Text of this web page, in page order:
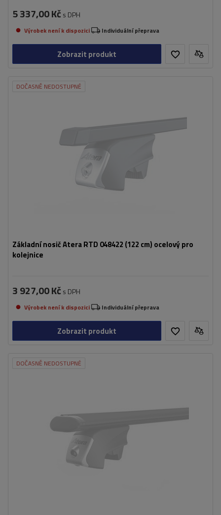
5 337,00 Kč s DPH
Výrobek není k dispozici Individuální přeprava
Zobrazit produkt
DOČASNĚ NEDOSTUPNÉ
Základní nosič Atera RTD 048422 (122 cm) ocelový pro
kolejnice
3 927,00 Kč s DPH
Výrobek není k dispozici Individuální přeprava
Zobrazit produkt
DOČASNĚ NEDOSTUPNÉ